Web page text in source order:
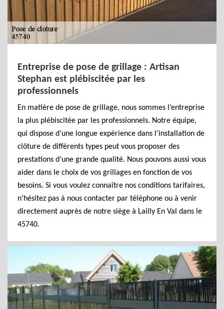
Entreprise de pose de grillage : Artisan
Stephan est plébiscitée par les
professionnels
En matière de pose de grillage, nous sommes l’entreprise
la plus plébiscitée par les professionnels. Notre équipe,
qui dispose d’une longue expérience dans l’installation de
clôture de différents types peut vous proposer des
prestations d’une grande qualité. Nous pouvons aussi vous
aider dans le choix de vos grillages en fonction de vos
besoins. Si vous voulez connaître nos conditions tarifaires,
n’hésitez pas à nous contacter par téléphone ou à venir
directement auprès de notre siège à Lailly En Val dans le
45740.